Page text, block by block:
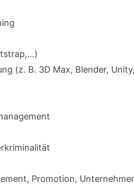
(z. B. 3D Max, Blender,
Promotion,